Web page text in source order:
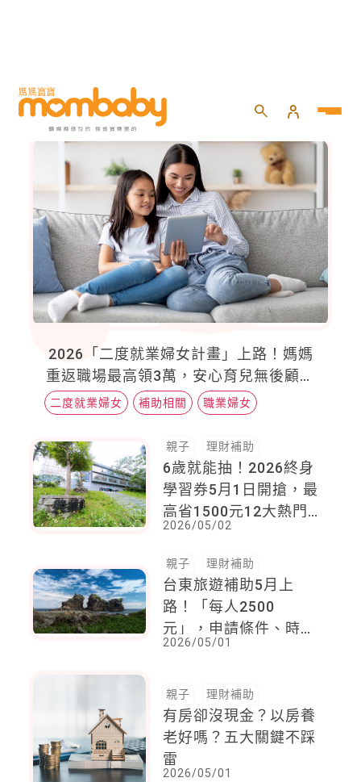
理財補助
2026「二度就業婦女計畫」上路！媽媽
重返職場最高領3萬，安心育兒無後顧之
憂
二度就業婦女 補助相關 職業婦女
親子 理財補助
6歲就能抽！2026終身
學習券5月1日開搶，最
高省1500元12大熱門
博物館免費玩，快帶小
孩一起登記！
2026/05/02
親子 理財補助
台東旅遊補助5月上
路！「每人2500
元」，申請條件、時
間、金額一次看懂
2026/05/01
親子 理財補助
有房卻沒現金？以房養
老好嗎？五大關鍵不踩
雷
2026/05/01